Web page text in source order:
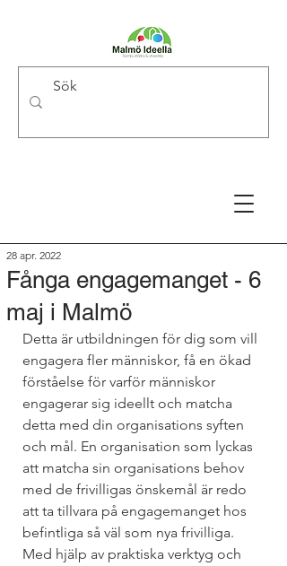
Fånga engagemanget - 6
maj i Malmö
28 apr. 2022
Detta är utbildningen för dig som vill
engagera fler människor, få en ökad
förståelse för varför människor
engagerar sig ideellt och matcha
detta med din organisations syften
och mål. En organisation som lyckas
att matcha sin organisations behov
med de frivilligas önskemål är redo
att ta tillvara på engagemanget hos
befintliga så väl som nya frivilliga.
Med hjälp av praktiska verktyg och